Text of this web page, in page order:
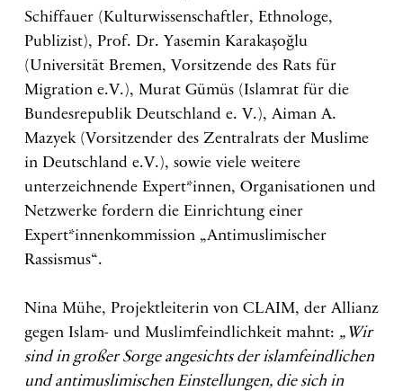
Schiffauer (Kulturwissenschaftler, Ethnologe,
Publizist), Prof. Dr. Yasemin Karakaşoğlu
(Universität Bremen, Vorsitzende des Rats für
Migration e.V.), Murat Gümüs (Islamrat für die
Bundesrepublik Deutschland e. V.), Aiman A.
Mazyek (Vorsitzender des Zentralrats der Muslime
in Deutschland e.V.), sowie viele weitere
unterzeichnende Expert*innen, Organisationen und
Netzwerke fordern die Einrichtung einer
Expert*innenkommission „Antimuslimischer
Rassismus“.
Nina Mühe, Projektleiterin von CLAIM, der Allianz
gegen Islam- und Muslimfeindlichkeit mahnt: „Wir
sind in großer Sorge angesichts der islamfeindlichen
und antimuslimischen Einstellungen, die sich in